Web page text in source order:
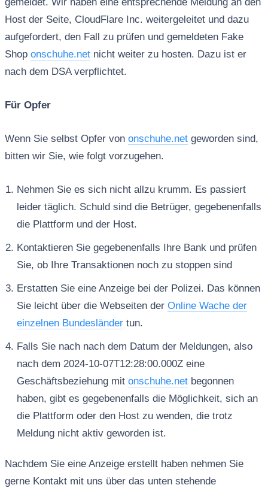
Host der Seite, CloudFlare Inc. weitergeleitet und dazu
aufgefordert, den Fall zu prüfen und gemeldeten Fake
Shop onschuhe.netnicht weiter zu hosten. Dazu ist er
nach dem DSA verpflichtet.
Für Opfer
Wenn Sie selbst Opfer von onschuhe.netgeworden sind,
bitten wir Sie, wie folgt vorzugehen.
Nehmen Sie es sich nicht allzu krumm. Es passiert
leider täglich. Schuld sind die Betrüger, gegebenenfalls
die Plattform und der Host.
Kontaktieren Sie gegebenenfalls Ihre Bank und prüfen
Sie, ob Ihre Transaktionen noch zu stoppen sind
Erstatten Sie eine Anzeige bei der Polizei. Das können
Sie leicht über die Webseiten der Online Wache der
einzelnen Bundesländertun.
Falls Sie nach nach dem Datum der Meldungen, also
nach dem 2024-10-07T12:28:00.000Z eine
Geschäftsbeziehung mit onschuhe.netbegonnen
haben, gibt es gegebenenfalls die Möglichkeit, sich an
die Plattform oder den Host zu wenden, die trotz
Meldung nicht aktiv geworden ist.
Nachdem Sie eine Anzeige erstellt haben nehmen Sie
gerne Kontakt mit uns über das unten stehende